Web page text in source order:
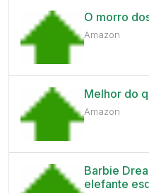
O morro
Amazon
Melhor do
Amazon
Barbie
elefante